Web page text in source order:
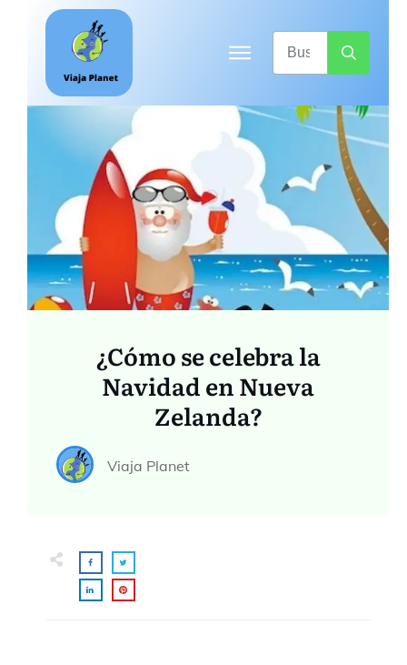
¿Cómo se celebra la
Navidad en Nueva
Zelanda?
Viaja Planet